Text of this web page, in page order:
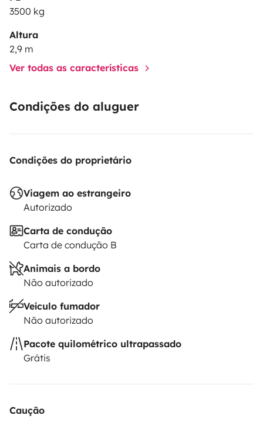
3500 kg
Altura
2,9 m
Ver todas as características
Condições do aluguer
Condições do proprietário
Viagem ao estrangeiro
Autorizado
Carta de condução
Carta de condução B
Animais a bordo
Não autorizado
Veículo fumador
Não autorizado
Pacote quilométrico ultrapassado
Grátis
Caução